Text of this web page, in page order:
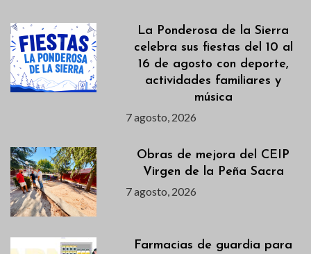
La Ponderosa de la Sierra
celebra sus fiestas del 10 al
16 de agosto con deporte,
actividades familiares y
música
7 agosto, 2026
Obras de mejora del CEIP
Virgen de la Peña Sacra
7 agosto, 2026
Farmacias de guardia para